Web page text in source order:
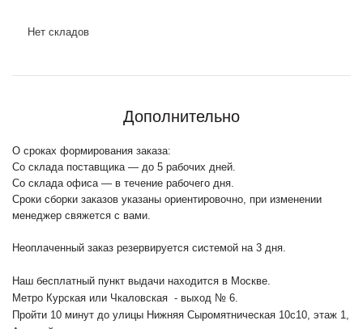
Нет складов
Дополнительно
О сроках формирования заказа:
Со склада поставщика — до 5 рабочих дней.
Со склада офиса — в течение рабочего дня.
Сроки сборки заказов указаны ориентировочно, при изменении
менеджер свяжется с вами.
Неоплаченный заказ резервируется системой на 3 дня.
Наш бесплатный пункт выдачи находится в Москве.
Метро Курская или Чкаловская - выход № 6.
Пройти 10 минут до улицы Нижняя Сыромятническая 10с10, этаж 1,